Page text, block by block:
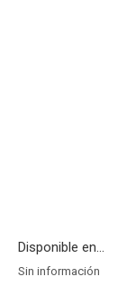
Disponible en...
Sin información